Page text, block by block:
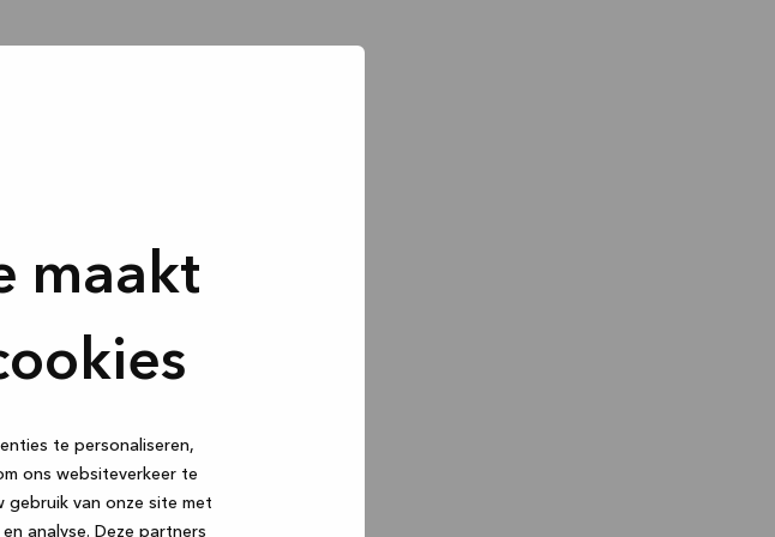
maakt
te personaliseren,
ons websiteverkeer te
gebruik van onze site met
analyse. Deze partners